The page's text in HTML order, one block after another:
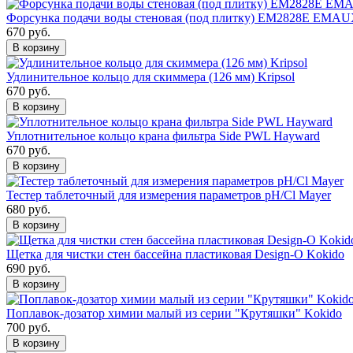
Форсунка подачи воды стеновая (под плитку) EM2828E
670 руб.
В корзину
Удлинительное кольцо для скиммера (126 мм) Kripsol
670 руб.
В корзину
Уплотнительное кольцо крана фильтра Side PWL Hayward
670 руб.
В корзину
Тестер таблеточный для измерения параметров pH/Cl Mayer
680 руб.
В корзину
Щетка для чистки стен бассейна пластиковая Design-O Kokido
690 руб.
В корзину
Поплавок-дозатор химии малый из серии "Крутяшки" Kokido
700 руб.
В корзину